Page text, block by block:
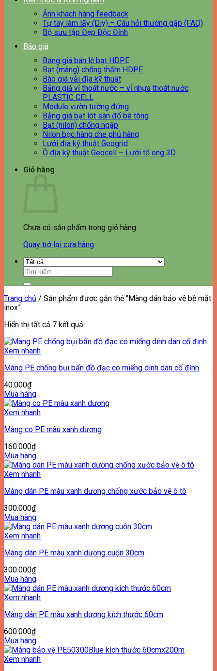
Ảnh khách hàng feedback
Tự tay làm lấy (Diy) – Câu hỏi thường gặp (FAQ)
Bộ sưu tập Đẹp Độc Đỉnh
Báo giá
Bảng giá bán lẻ bạt HDPE
Bạt (màng) chống thấm HDPE
Báo giá vải địa kỹ thuật
Bảng giá vỉ thoát nước – vỉ nhựa thoát nước
PLASTIC CELL
Module vườn tường đứng
Bảng giá bạt lót sàn đổ bê tông
Bạt (nilon) chống ngập
Nilon bọc hàng che phủ hàng
Lưới địa kỹ thuật Geogrid
Ô địa kỹ thuật Geocell – Lưới tổ ong 3D
Giỏ hàng
Chưa có sản phẩm trong giỏ hàng.
Quay trở lại cửa hàng
Tìm
kiếm:
Trang chủ / Sản phẩm được gắn thẻ “Màng dán bảo vệ bề mặt
inox”
Hiển thị tất cả 7 kết quả
xếp
thấp
Xem nhanh
Màng PE chống bụi bẩn đồ đạc có miếng dính dán cố định
40.000₫
Mua hàng
Xem nhanh
Màng co PE màu xanh dương
160.000₫
Mua hàng
Xem nhanh
Màng dán PE màu xanh dương chống xước bảo vệ ô tô
300.000₫
Mua hàng
Xem nhanh
Màng dán PE màu xanh dương cuộn 30cm
300.000₫
Mua hàng
Xem nhanh
Màng dán PE màu xanh dương kích thước 60cm
600.000₫
Mua hàng
Xem nhanh